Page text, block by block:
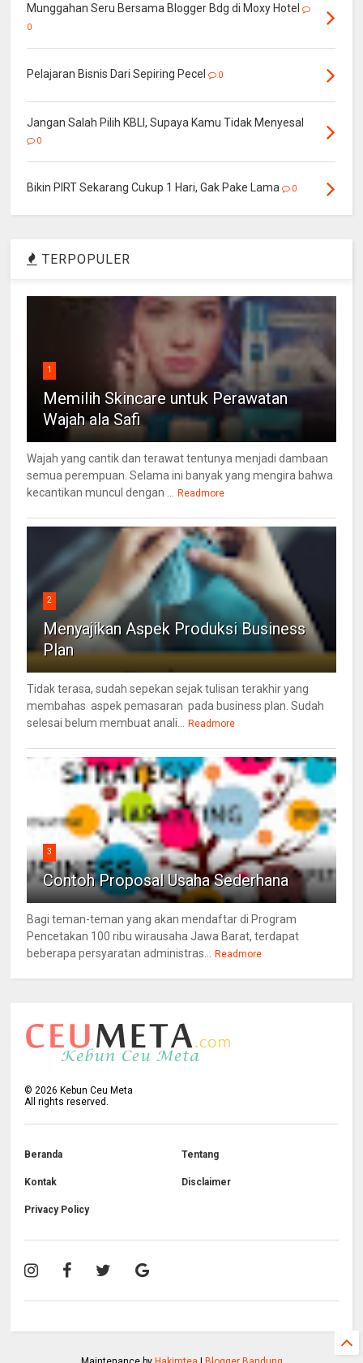
Munggahan Seru Bersama Blogger Bdg di Moxy Hotel
0
Pelajaran Bisnis Dari Sepiring Pecel 0
Jangan Salah Pilih KBLI, Supaya Kamu Tidak Menyesal
0
Bikin PIRT Sekarang Cukup 1 Hari, Gak Pake Lama 0
TERPOPULER
1
Memilih Skincare untuk Perawatan
Wajah ala Safi
Wajah yang cantik dan terawat tentunya menjadi dambaan
semua perempuan. Selama ini banyak yang mengira bahwa
kecantikan muncul dengan ...
Readmore
2
Menyajikan Aspek Produksi Business
Plan
Tidak terasa, sudah sepekan sejak tulisan terakhir yang
membahas aspek pemasaran pada business plan. Sudah
selesai belum membuat anali...
Readmore
3
Contoh Proposal Usaha Sederhana
Bagi teman-teman yang akan mendaftar di Program
Pencetakan 100 ribu wirausaha Jawa Barat, terdapat
beberapa persyaratan administras...
Readmore
©2026 Kebun Ceu Meta
All rights reserved.
Beranda Tentang
Kontak Disclaimer
Privacy Policy